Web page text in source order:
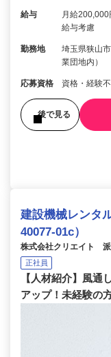
給与
月給
給与考慮
勤務地
埼玉県狭山
業団地内）
応募資格 資格・経験
後で見る
建設機械レンタ
40077-01c）
株式会社クリエイト
正社員
【人材紹介】風通
アップ！未経験の